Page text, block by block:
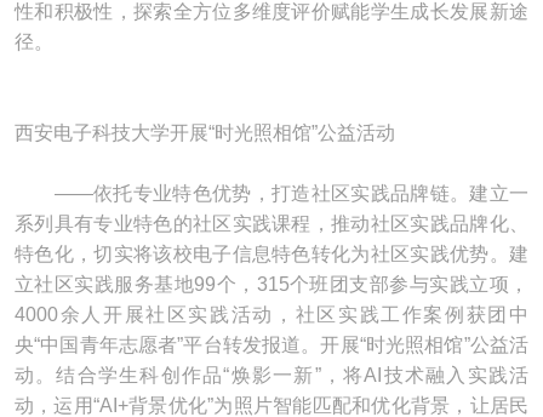
性和积极性，探索全方位多维度评价赋能学生成长发展新途
径。
西安电子科技大学开展“时光照相馆”公益活动
——依托专业特色优势，打造社区实践品牌链。建立一
系列具有专业特色的社区实践课程，推动社区实践品牌化、
特色化，切实将该校电子信息特色转化为社区实践优势。建
立社区实践服务基地99个，315个班团支部参与实践立项，
4000余人开展社区实践活动，社区实践工作案例获团中
央“中国青年志愿者”平台转发报道。开展“时光照相馆”公益活
动。结合学生科创作品“焕影一新”，将AI技术融入实践活
动，运用“AI+背景优化”为照片智能匹配和优化背景，让居民